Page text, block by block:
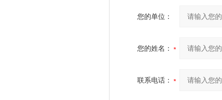
您的单位：
您的姓名：
联系电话：